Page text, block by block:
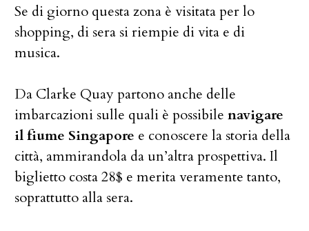
Se di giorno questa zona è visitata per lo
shopping, di sera si riempie di vita e di
musica.
Da Clarke Quay partono anche delle
imbarcazioni sulle quali è possibile navigare
il fiume Singapore e conoscere la storia della
città, ammirandola da un’altra prospettiva. Il
biglietto costa 28$ e merita veramente tanto,
soprattutto alla sera.